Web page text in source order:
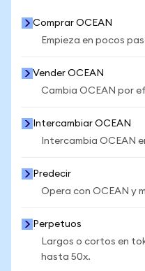
Comprar OCEAN
Empieza en pocos
Vender OCEAN
Cambia OCEAN por
Intercambiar OCEAN
Intercambia OCEAN
Predecir
Opera con OCEAN y
Perpetuos
Largos o cortos en
hasta 50x.